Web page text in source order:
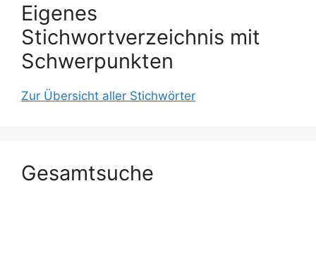
Eigenes
Stichwortverzeichnis mit
Schwerpunkten
Zur Übersicht aller Stichwörter
Gesamtsuche